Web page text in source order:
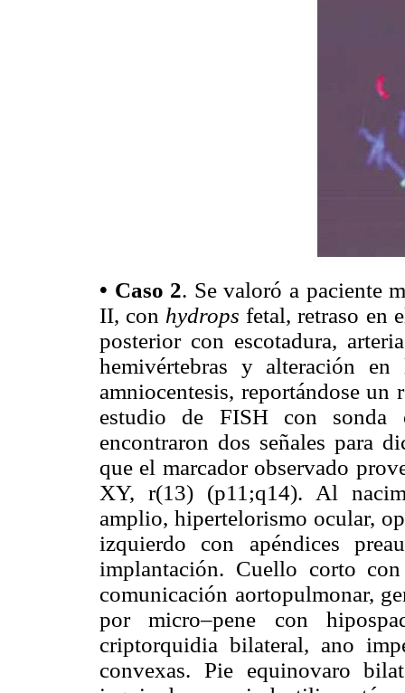
• Caso 2. Se valoró a paciente
II, con hydropsfetal, retraso en
posterior con escotadura,
hemivértebras y alteración
amniocentesis, reportándose
estudio de FISH con sonda
encontraron dos señales para
que el marcador observado
XY, r(13) (p11;q14). Al
amplio, hipertelorismo ocular,
izquierdo con apéndices
implantación. Cuello corto
comunicación aortopulmonar,
por micro–pene con
criptorquidia bilateral, ano
convexas. Pie equinovaro